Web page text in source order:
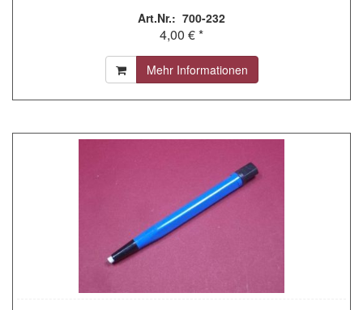
Art.Nr.: 700-232
4,00 € *
Mehr Informationen